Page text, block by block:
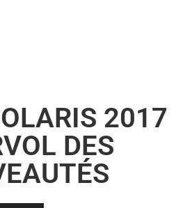
2017
DES